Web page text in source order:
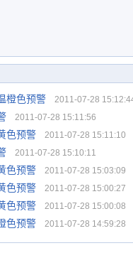
橙色预警 2011-07-28
2011-07-28 15:11:56
色预警 2011-07-28 15:11:10
2011-07-28 15:10:11
色预警 2011-07-28 15:03:09
色预警 2011-07-28 15:00:27
色预警 2011-07-28 15:00:08
色预警 2011-07-28 14:59:28